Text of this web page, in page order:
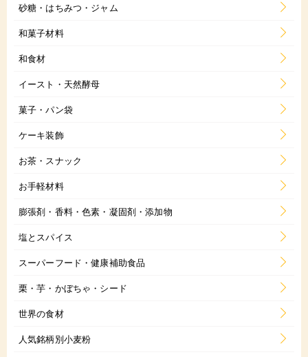
砂糖・はちみつ・ジャム
和菓子材料
和食材
イースト・天然酵母
菓子・パン袋
ケーキ装飾
お茶・スナック
お手軽材料
膨張剤・香料・色素・凝固剤・添加物
塩とスパイス
スーパーフード・健康補助食品
栗・芋・かぼちゃ・シード
世界の食材
人気銘柄別小麦粉